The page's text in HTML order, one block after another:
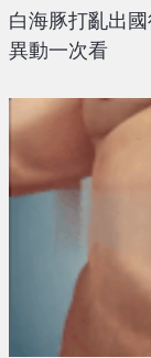
白海豚打亂出
異動一次看